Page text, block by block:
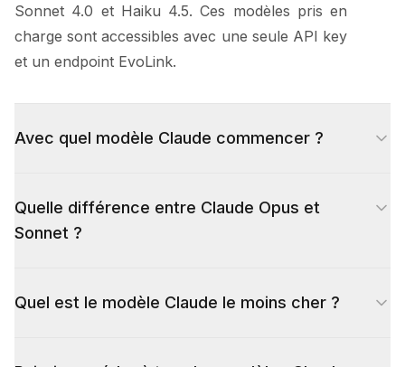
Sonnet 4.0 et Haiku 4.5. Ces modèles pris en
charge sont accessibles avec une seule API key
et un endpoint EvoLink.
Avec quel modèle Claude commencer ?
équilibre quotidien entre intelligence, vitesse et
coût — il offre des performances de code et
difficiles de coding agents, raisonnement et long
pour les workloads de pointe où le prix
Quelle différence entre Claude Opus et
Sonnet ?
tâches les plus difficiles de raisonnement et de
Quel est le modèle Claude le moins cher ?